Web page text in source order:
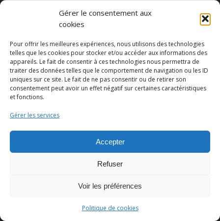
Gérer le consentement aux
cookies
Pour offrir les meilleures expériences, nous utilisons des technologies
telles que les cookies pour stocker et/ou accéder aux informations des
appareils. Le fait de consentir à ces technologies nous permettra de
traiter des données telles que le comportement de navigation ou les ID
uniques sur ce site. Le fait de ne pas consentir ou de retirer son
consentement peut avoir un effet négatif sur certaines caractéristiques
et fonctions.
Gérer les services
Accepter
Refuser
Voir les préférences
Politique de cookies
© Copyright - Pedro Lombardi -Mentions légales